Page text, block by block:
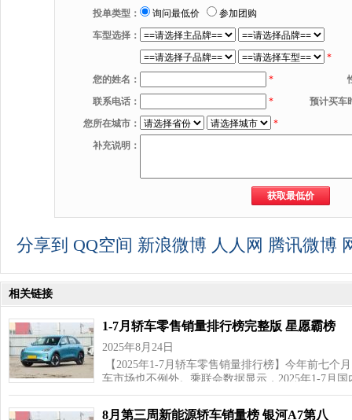
投单类型： 询问最低价
参加团购
车型选择：
*
您的姓名：
*
联系电话：
*
预计买车
您所在城市：
*
补充说明：
分享到 QQ空间 新浪微博 人人网 腾讯微博
相关链接
1-7月轿车零售销量排行榜完整版 星愿霸榜
2025年8月24日
【2025年1-7月轿车零售销量排行榜】今年前七个
车市场也不例外。乘联会数据显示，2025年1-7月
8月第三周新能源轿车销量榜 银河A7第八